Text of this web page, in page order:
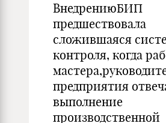
ВнедрениюБИП
предшествовала
сложившаяся
конт­роля, когда
предприятия
выполнение
производственной